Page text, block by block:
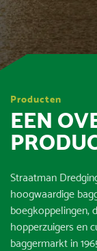
Producten
EEN
Straatman
hoogwaardige
boegkoppelingen,
hopperzuigers en
baggermarkt in